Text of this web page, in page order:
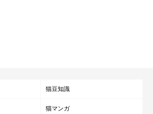
猫豆知識
猫マンガ